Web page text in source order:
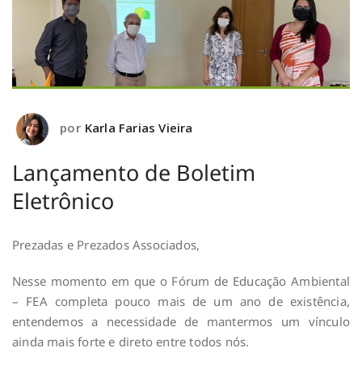
por Karla Farias Vieira
Lançamento de Boletim
Eletrônico
Prezadas e Prezados Associados,
Nesse momento em que o Fórum de Educação Ambiental
– FEA completa pouco mais de um ano de existência,
entendemos a necessidade de mantermos um vínculo
ainda mais forte e direto entre todos nós.